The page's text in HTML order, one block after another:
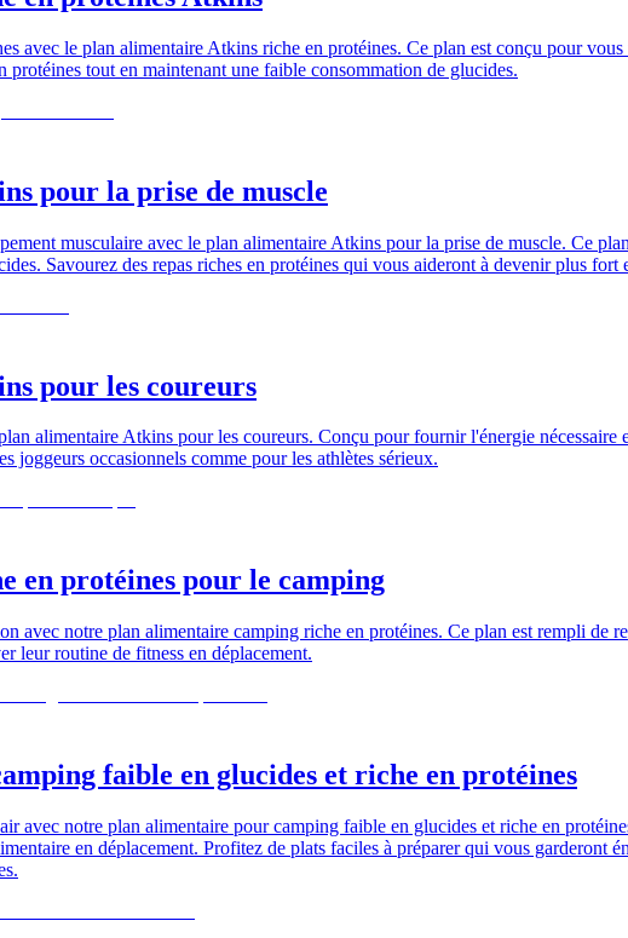
avec le plan alimentaire Atkins riche en protéines. Ce plan est conçu pour
protéines tout en maintenant une faible consommation de glucides.
pour la prise de muscle
musculaire avec le plan alimentaire Atkins pour la prise de muscle. Ce
Savourez des repas riches en protéines qui vous aideront à devenir plus fort
pour les coureurs
alimentaire Atkins pour les coureurs. Conçu pour fournir l'énergie
joggeurs occasionnels comme pour les athlètes sérieux.
en protéines pour le camping
avec notre plan alimentaire camping riche en protéines. Ce plan est rempli de
leur routine de fitness en déplacement.
faible en glucides et riche en protéines
avec notre plan alimentaire pour camping faible en glucides et riche en
en déplacement. Profitez de plats faciles à préparer qui vous garderont